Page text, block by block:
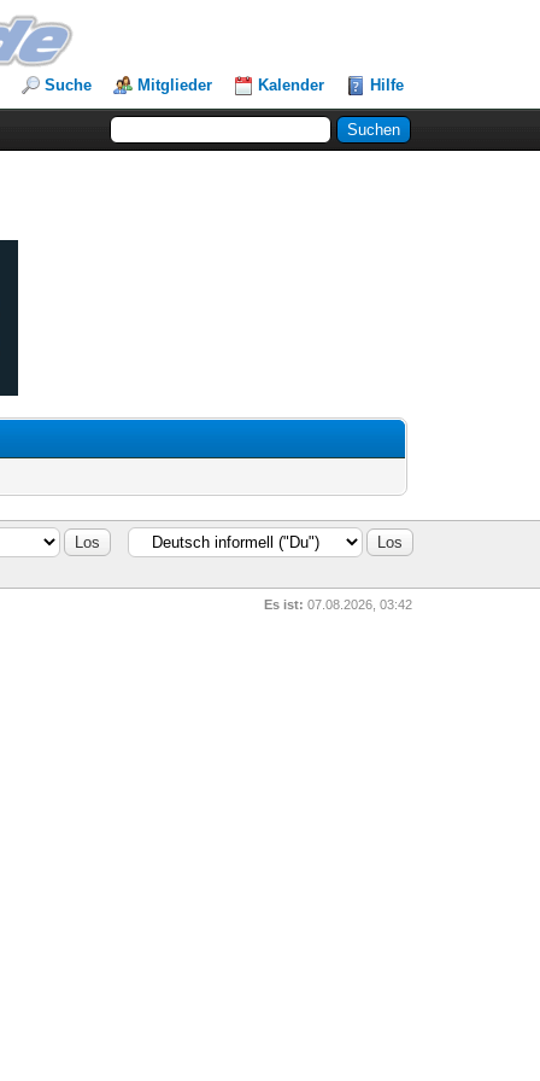
Suche Mitglieder Kalender Hilfe
Es ist: 07.08.2026, 03:42